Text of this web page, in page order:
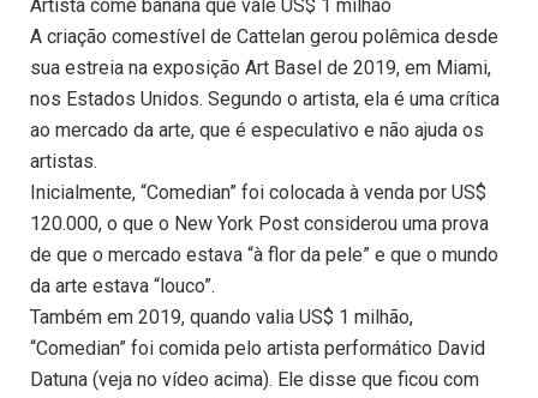
Artista come banana que vale US$ 1 milhão
A criação comestível de Cattelan gerou polêmica desde
sua estreia na exposição Art Basel de 2019, em Miami,
nos Estados Unidos. Segundo o artista, ela é uma crítica
ao mercado da arte, que é especulativo e não ajuda os
artistas.
Inicialmente, “Comedian” foi colocada à venda por US$
120.000, o que o New York Post considerou uma prova
de que o mercado estava “à flor da pele” e que o mundo
da arte estava “louco”.
Também em 2019, quando valia US$ 1 milhão,
“Comedian” foi comida pelo artista performático David
Datuna (veja no vídeo acima). Ele disse que ficou com